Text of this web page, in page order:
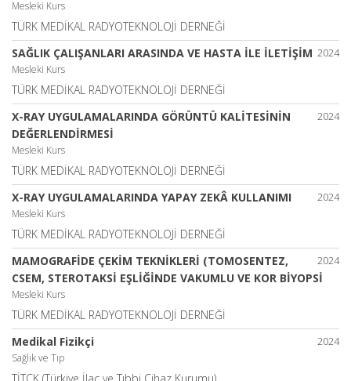
Mesleki Kurs
TÜRK MEDİKAL RADYOTEKNOLOJİ DERNEĞİ
2024
SAĞLIK ÇALIŞANLARI ARASINDA VE HASTA İLE İLETİŞİM
Mesleki Kurs
TÜRK MEDİKAL RADYOTEKNOLOJİ DERNEĞİ
2024
X-RAY UYGULAMALARINDA GÖRÜNTÜ KALİTESİNİN
DEĞERLENDİRMESİ
Mesleki Kurs
TÜRK MEDİKAL RADYOTEKNOLOJİ DERNEĞİ
2024
X-RAY UYGULAMALARINDA YAPAY ZEKÂ KULLANIMI
Mesleki Kurs
TÜRK MEDİKAL RADYOTEKNOLOJİ DERNEĞİ
2024
MAMOGRAFİDE ÇEKİM TEKNİKLERİ (TOMOSENTEZ,
CSEM, STEROTAKSİ EŞLİĞİNDE VAKUMLU VE KOR BİYOPSİ
Mesleki Kurs
TÜRK MEDİKAL RADYOTEKNOLOJİ DERNEĞİ
2024
Medikal Fizikçi
Sağlık ve Tıp